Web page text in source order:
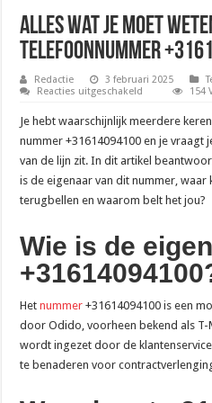
Alles wat je moet
telefoonnummer
Redactie 3 februari 2025
Reacties uitgeschakeld
je
moet
weten
over
+31614094100
154
Je hebt waarschijnlijk meerdere
nummer +31614094100 en je vraagt
van de lijn zit. In dit artikel
is de eigenaar van dit nummer, waar
terugbellen en waarom belt het jou?
Wie is de
Hetnummer +31614094100 is een
door Odido, voorheen bekend als
wordt ingezet door de
te benaderen voor